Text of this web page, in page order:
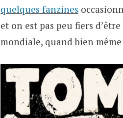
quelques fanzines
et on est pas peu fiers
mondiale, quand bien